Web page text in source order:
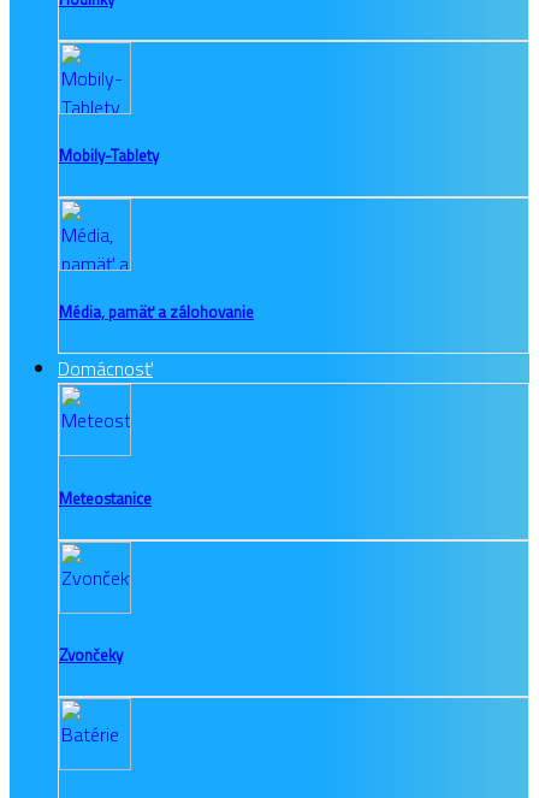
Mobily-Tablety
Média, pamäť a zálohovanie
Domácnosť
Meteostanice
Zvončeky